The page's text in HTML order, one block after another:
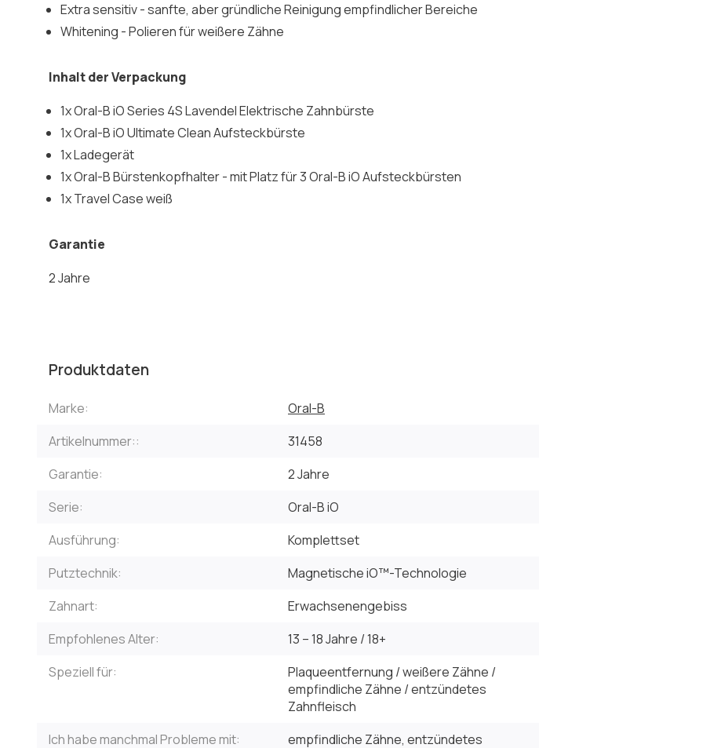
Extra sensitiv - sanfte, aber gründliche Reinigung empfindlicher Bereiche
Whitening - Polieren für weißere Zähne
Inhalt der Verpackung
1x Oral-B iO Series 4S Lavendel Elektrische Zahnbürste
1x Oral-B iO Ultimate Clean Aufsteckbürste
1x Ladegerät
1x Oral-B Bürstenkopfhalter - mit Platz für 3 Oral-B iO Aufsteckbürsten
1x Travel Case weiß
Garantie
2 Jahre
Produktdaten
Marke:
Oral-B
Artikelnummer::
31458
Garantie:
2 Jahre
Serie:
Oral-B iO
Ausführung:
Komplettset
Putztechnik:
Magnetische iO™-Technologie
Zahnart:
Erwachsenengebiss
Empfohlenes Alter:
13 – 18 Jahre / 18+
Speziell für:
Plaqueentfernung / weißere Zähne /
empfindliche Zähne / entzündetes
Zahnfleisch
Ich habe manchmal Probleme mit:
empfindliche Zähne, entzündetes